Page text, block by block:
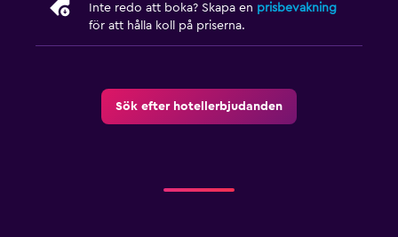
Inte redo att boka? Skapa en prisbevakning
för att hålla koll på priserna.
Sök efter hotellerbjudanden